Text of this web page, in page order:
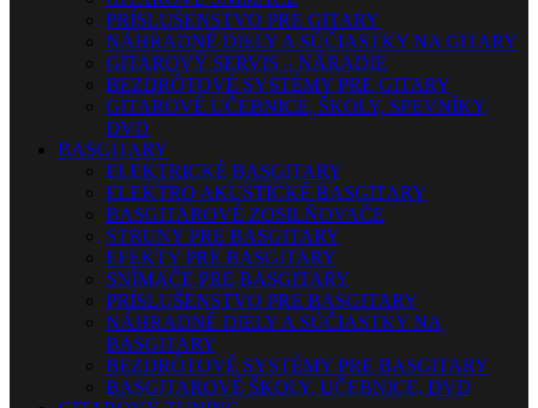
PRÍSLUŠENSTVO PRE GITARY
NÁHRADNÉ DIELY A SÚČIASTKY NA GITARY
GITAROVÝ SERVIS – NÁRADIE
BEZDRÔTOVÉ SYSTÉMY PRE GITARY
GITAROVÉ UČEBNICE, ŠKOLY, SPEVNÍKY,
DVD
BASGITARY
ELEKTRICKÉ BASGITARY
ELEKTRO AKUSTICKÉ BASGITARY
BASGITAROVÉ ZOSILŇOVAČE
STRUNY PRE BASGITARY
EFEKTY PRE BASGITARY
SNÍMAČE PRE BASGITARY
PRÍSLUŠENSTVO PRE BASGITARY
NÁHRADNÉ DIELY A SÚČIASTKY NA
BASGITARY
BEZDRÔTOVÉ SYSTÉMY PRE BASGITARY
BASGITAROVÉ ŠKOLY, UČEBNICE, DVD